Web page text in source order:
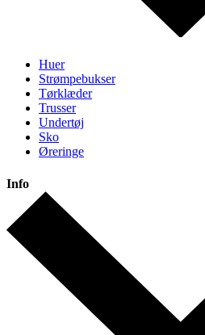
Huer
Strømpebukser
Tørklæder
Trusser
Undertøj
Sko
Øreringe
Info